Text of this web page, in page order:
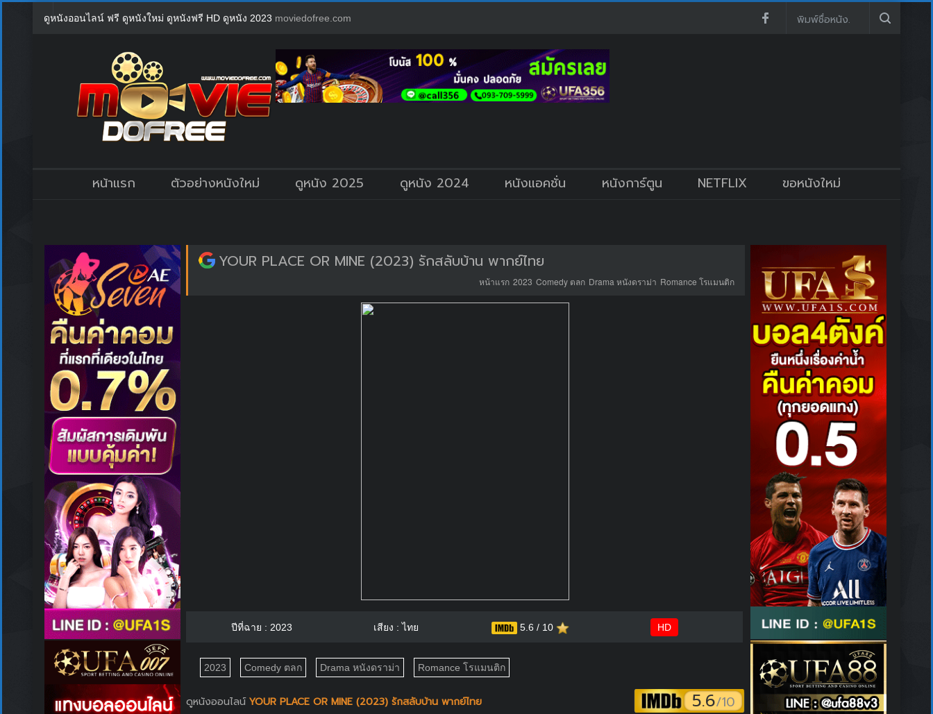
ดูหนังออนไลน์ ฟรี ดูหนังใหม่ ดูหนังฟรี HD ดูหนัง 2023 moviedofree.com
หน้าแรก ตัวอย่างหนังใหม่ ดูหนัง 2025 ดูหนัง 2024 หนังแอคชั่น หนังการ์ตูน NETFLIX ขอหนังใหม่
YOUR PLACE OR MINE (2023) รักสลับบ้าน พากย์ไทย
หน้าแรก 2023 Comedy ตลก Drama หนังดราม่า Romance โรแมนติก
ปีที่ฉาย : 2023 เสียง : ไทย 5.6 / 10 HD
2023 Comedy ตลก Drama หนังดราม่า Romance โรแมนติก
ดูหนังออนไลน์YOUR PLACE OR MINE (2023) รักสลับบ้าน พากย์ไทย 5.6/10